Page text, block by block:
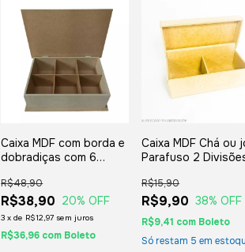
Caixa MDF com borda e
dobradiças com 6
R$38,90
R$48,90
20% OFF
3 xde R$12,97 sem juros
R$36,96 com Boleto
Caixa MDF Chá ou
Parafuso 2
R$9,90
R$15,90
38% OFF
R$9,41 com Boleto
Só restam 5 em